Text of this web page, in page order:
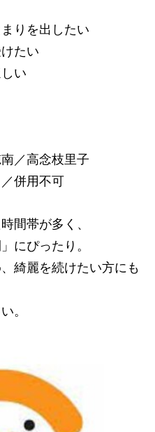
りを出したい
たい
い
／高念枝里子
併用不可
間帯が多く、
にぴったり。
綺麗を続けたい方にも
。